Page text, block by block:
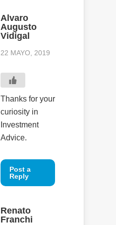
Alvaro
Augusto
Vidigal
22 MAYO, 2019
Thanks for your
curiosity in
Investment
Advice.
Post a
Reply
Renato
Franchi